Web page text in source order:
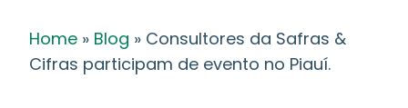
Home » Blog » Consultores da Safras &
Cifras participam de evento no Piauí.